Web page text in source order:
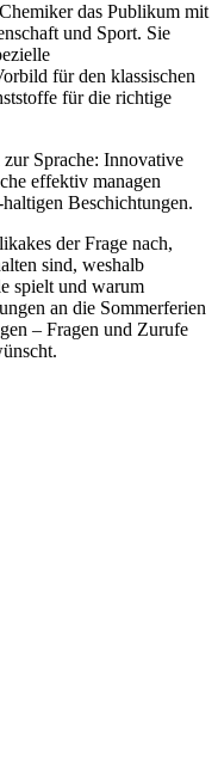
das Publikum mit
und Sport. Sie
für den klassischen
für die richtige
Sprache: Innovative
effektiv managen
Beschichtungen.
der Frage nach,
sind, weshalb
spielt und warum
an die Sommerferien
– Fragen und Zurufe